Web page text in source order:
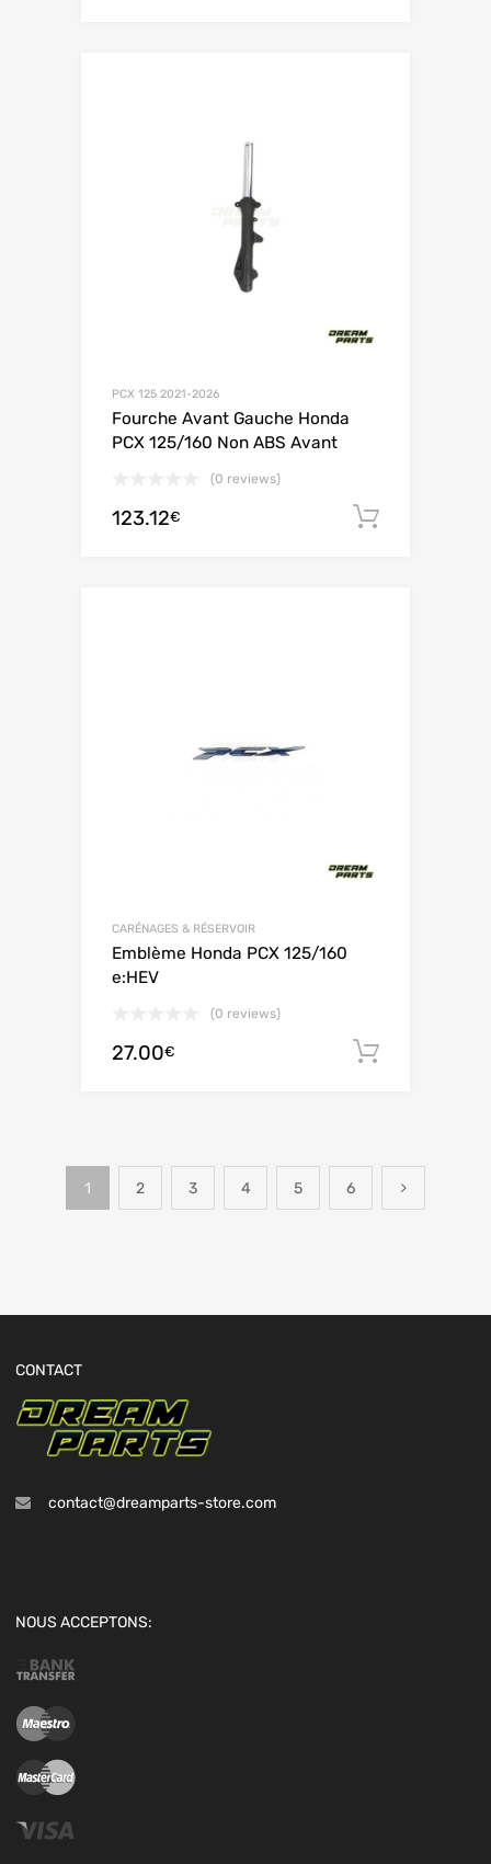
PCX 125 2021-2026
Fourche Avant Gauche Honda
PCX 125/160 Non ABS Avant
(0 reviews)
123.12€
CARÉNAGES & RÉSERVOIR
Emblème Honda PCX 125/160
e:HEV
(0 reviews)
27.00€
1 2 3 4 5 6
CONTACT
contact@dreamparts-store.com
NOUS ACCEPTONS: